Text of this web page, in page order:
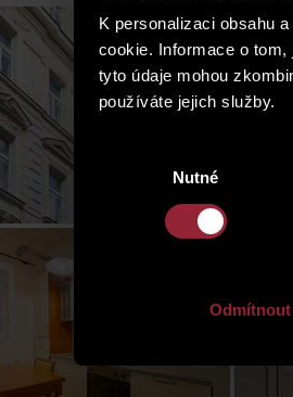
K personalizaci obsahu
cookie. Informace o
tyto údaje mohou
používáte jejich služby.
Výběr
Nutné
Odmítnout